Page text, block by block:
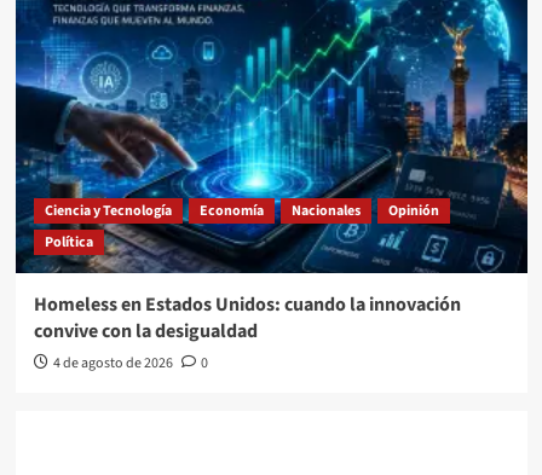
Ciencia y Tecnología Economía Nacionales
Opinión
Política
Homeless en Estados Unidos: cuando la innovación
convive con la desigualdad
4 de agosto de 2026 0